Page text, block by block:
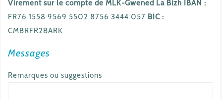
Virement sur le compte de MLK-Gwened La Bizh IBAN :
FR76 1558 9569 5502 8756 3444 057 BIC :
CMBRFR2BARK
Messages
Remarques ou suggestions